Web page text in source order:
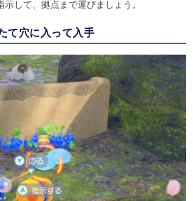
して、拠点まで運びましょう。
て穴に入って入手